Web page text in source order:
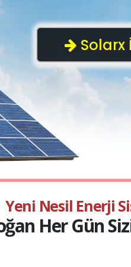
Yeni Nesil Enerji Si
ğan Her GünSiz